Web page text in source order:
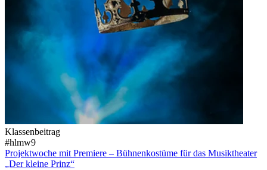
Klassenbeitrag
#hlmw9
Projektwoche mit Premiere – Bühnenkostüme für das Musiktheater
„Der kleine Prinz“